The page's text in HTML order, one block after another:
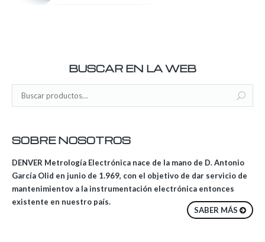
BUSCAR EN LA WEB
SOBRE NOSOTROS
DENVER Metrología Electrónica nace de la mano de D. Antonio
García Olid en junio de 1.969, con el objetivo de dar servicio de
mantenimientov a la instrumentación electrónica entonces
existente en nuestro país.
SABER MÁS